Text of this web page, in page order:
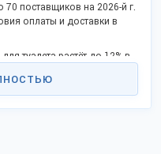
70 поставщиков на 2026-й г.
оплаты и доставки в
туалета растёт до 12% в
и рулонах. Компании
гигиенических изделий: